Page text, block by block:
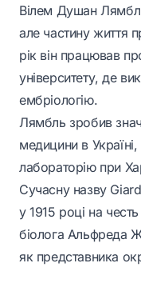
Вілем Душан
але частину життя
рік він працював
університету, де
ембріологію.
Лямбль зробив
медицини в Україні,
лабораторію при
Сучасну назву
у 1915 році на
біолога Альфреда
як представника